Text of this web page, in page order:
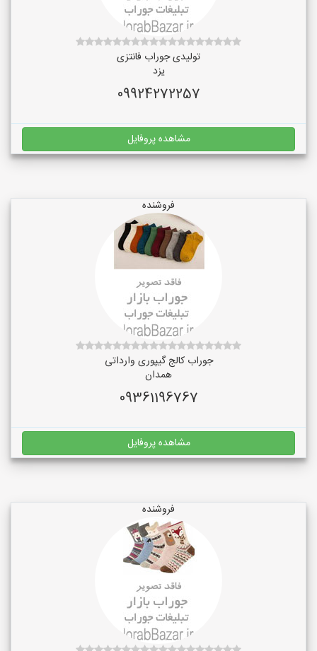
تولیدی جوراب فانتزی
یزد
09924272257
مشاهده پروفایل
فروشنده
جوراب کالج گیپوری وارداتی
همدان
09361196767
مشاهده پروفایل
فروشنده